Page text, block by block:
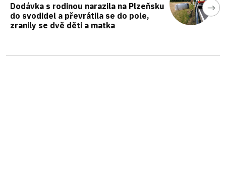
Dodávka s rodinou narazila na Plzeňsku
do svodidel a převrátila se do pole,
zranily se dvě děti a matka